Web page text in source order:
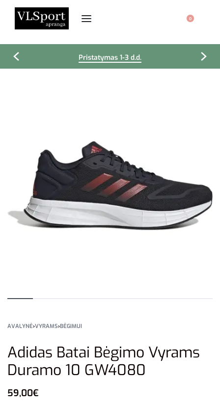
0
Pristatymas 1-3 d.d.
AVALYNĖ›VYRAMS›BĖGIMUI
Adidas Batai Bėgimo Vyrams
Duramo 10 GW4080
59,00€